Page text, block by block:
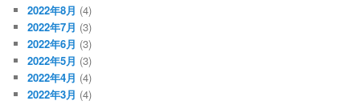
2022年8月 (4)
2022年7月 (3)
2022年6月 (3)
2022年5月 (3)
2022年4月 (4)
2022年3月 (4)